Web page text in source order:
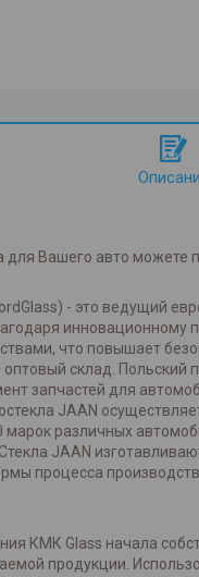
для Вашего авто можете
- это ведущий
инновационному
что повышает
склад. Польский
запчастей для
JAAN
различных
JAAN
процесса
КМК Glass начала
продукции.